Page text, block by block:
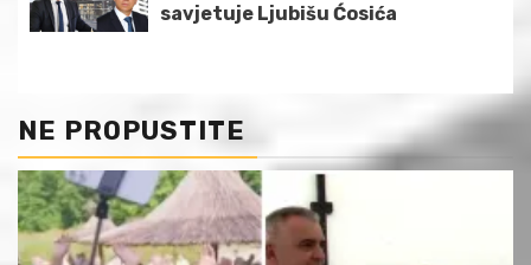
savjetuje Ljubišu Ćosića
NE PROPUSTITE